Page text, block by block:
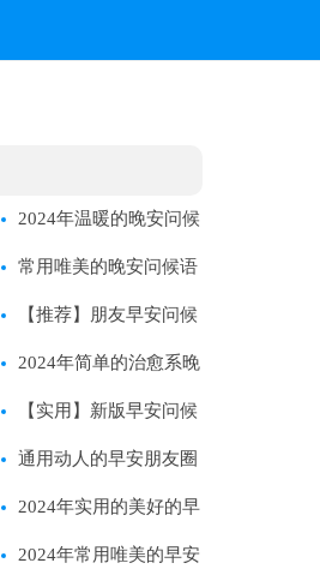
2024年温暖的晚安问候
语短信集锦49条
常用唯美的晚安问候语
短信锦集44句
【推荐】朋友早安问候
语51句
2024年简单的治愈系晚
安问候语短信合集54条
【实用】新版早安问候
语短信25句
通用动人的早安朋友圈
问候语锦集41句
2024年实用的美好的早
安QQ问候语21句
2024年常用唯美的早安